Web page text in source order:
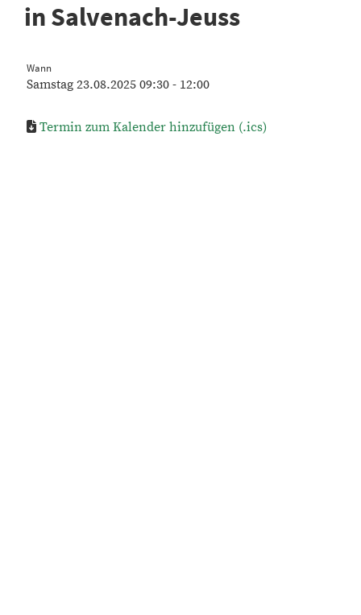
in Salvenach-Jeuss
Wann
Samstag 23.08.2025 09:30 - 12:00
Termin zum Kalender hinzufügen (.ics)